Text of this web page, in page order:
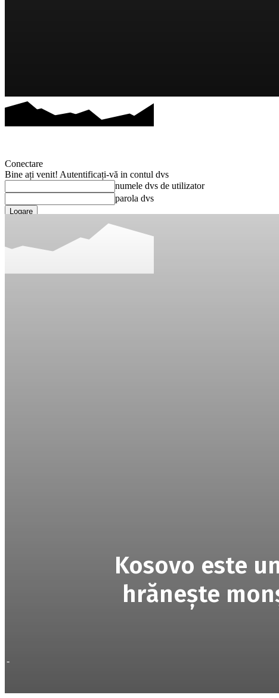
Conectare
Bine ați venit! Autentificați-vă in contul dvs
numele dvs de utilizator
parola dvs
Ați uitat parola? obține ajutor
Recuperați-vă parola
Kosovo este
hrăneşte
-